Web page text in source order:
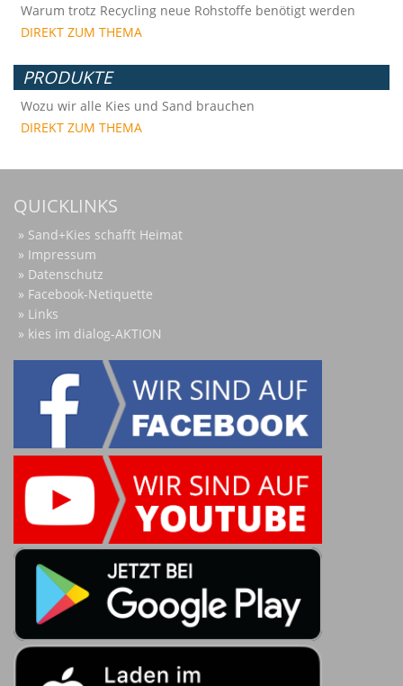
Warum trotz Recycling neue Rohstoffe benötigt werden
DIREKT ZUM THEMA
PRODUKTE
Wozu wir alle Kies und Sand brauchen
DIREKT ZUM THEMA
QUICKLINKS
Sand+Kies schafft Heimat
Impressum
Datenschutz
Facebook-Netiquette
Links
kies im dialog-AKTION